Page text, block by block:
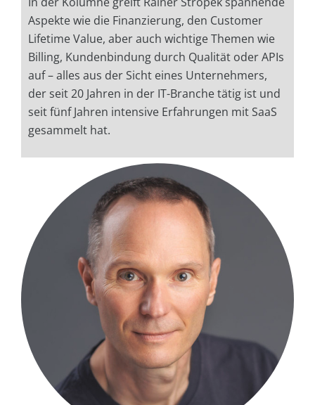
Aspekte wie die Finanzierung, den Customer
Lifetime Value, aber auch wichtige Themen wie
Billing, Kundenbindung durch Qualität oder APIs
auf – alles aus der Sicht eines Unternehmers,
der seit 20 Jahren in der IT-Branche tätig ist und
seit fünf Jahren intensive Erfahrungen mit SaaS
gesammelt hat.